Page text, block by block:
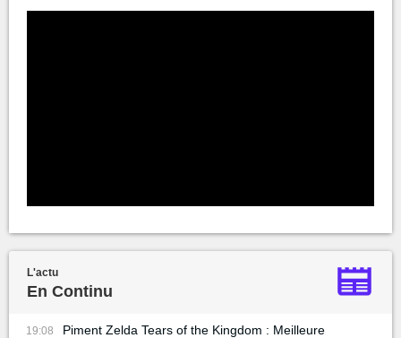
L'actu
En Continu
19:08
Piment Zelda Tears of the Kingdom : Meilleure